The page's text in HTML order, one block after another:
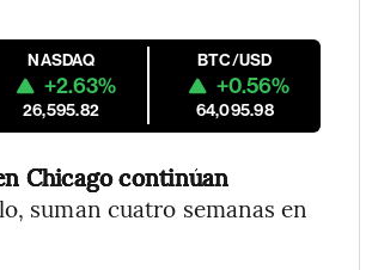
NASDAQ
+2.63%
26,595.82
BTC/USD
+0.56%
64,095.98
Chicago continúan
suman cuatro semanas en